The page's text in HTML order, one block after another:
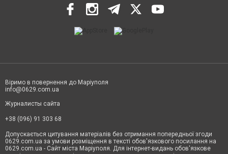
Віримо в повернення до Маріуполя
info@0629.com.ua
Журналисты сайта
+38 (096) 91 303 68
Допускається цитування матеріалів без отримання попередньої згоди
0629.com.ua за умови розміщення в тексті обов'язкового посилання на
0629.com.ua - Сайт міста Маріуполя. Для інтернет-видань обов'язкове